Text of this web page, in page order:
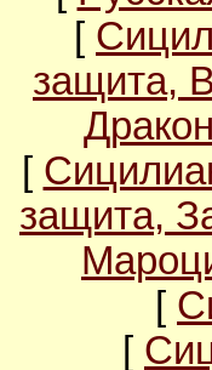
[
защита,
[
защита,
[
[